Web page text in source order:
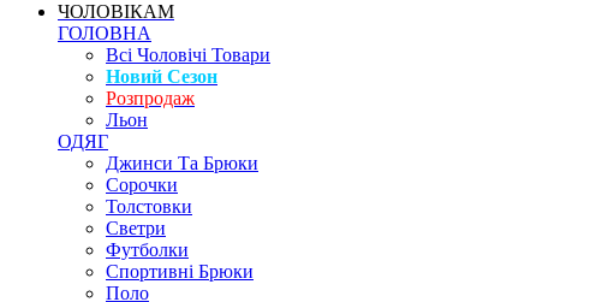
ЧОЛОВІКАМ
ГОЛОВНА
Всі Чоловічі Товари
Новий Сезон
Розпродаж
Льон
ОДЯГ
Джинси Та Брюки
Сорочки
Толстовки
Светри
Футболки
Спортивні Брюки
Поло